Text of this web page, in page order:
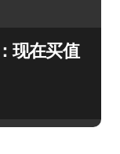
现在买值